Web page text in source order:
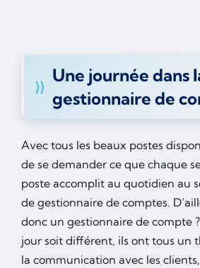
Une journée dans
gestionnaire de
Avec tous les beaux postes
de se demander ce que chaque
poste accomplit au quotidien au
de gestionnaire de comptes.
donc un gestionnaire de compte
jour soit différent, ils ont tous un
la communication avec les